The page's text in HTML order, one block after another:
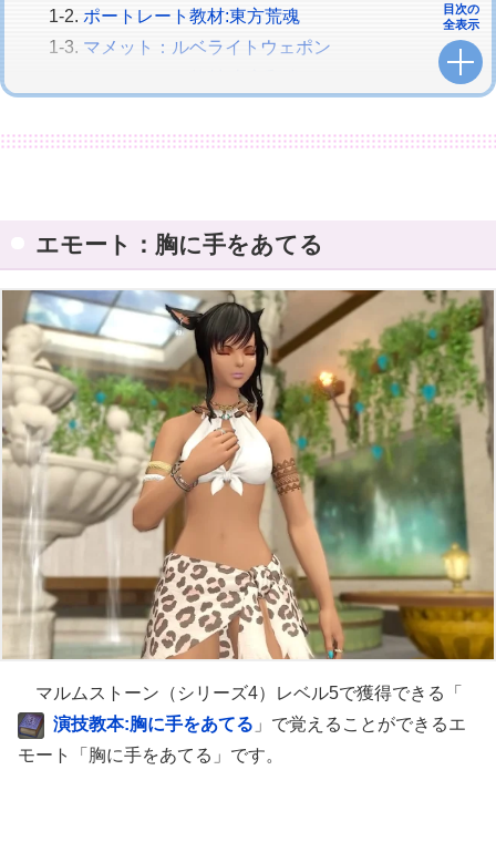
ポートレート教材:東方荒魂
マメット：ルベライトウェポン
目次の
全表示
エモート：胸に手をあてる
マルムストーン（シリーズ4）レベル5で獲得できる「
演技教本:胸に手をあてる 」で覚えることができるエ
モート「胸に手をあてる」です。